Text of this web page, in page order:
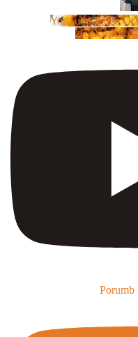
YouTube Video
Porumb